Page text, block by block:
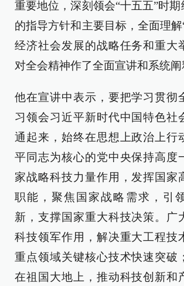
重要地位，深刻领会“十五五”时
的指导方针和主要目标，全面理解
经济社会发展的战略任务和重大
对全会精神作了全面宣讲和系统阐
他在宣讲中表示，要把学习贯彻
习领会习近平新时代中国特色社
通起来，始终在思想上政治上行
平同志为核心的党中央保持高度
家战略科技力量作用，发挥国家
职能，聚焦国家战略需求，引
新，支撑国家重大科技决策。广
科技领军作用，解决重大工程技
重点领域关键核心技术快速突破
在祖国大地上，推动科技创新和